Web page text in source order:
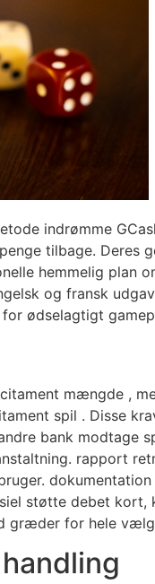
indrømme
tilbage.
hemmelig plan
og fransk
ødselagtigt
mængde ,
spil . Disse
bank
rapport
støtte debet
græder for hele